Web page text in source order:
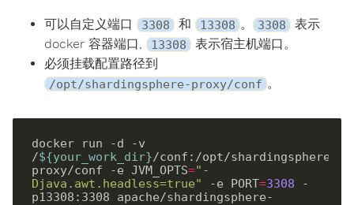
可以自定义端口 3308 和 13308 。 3308
表示
docker 容器端口,
13308
表示宿主机端口。
必须挂载配置路径到
/opt/shardingsphere-proxy/conf 。
docker run -d -v
/${your_work_dir}/conf:/opt/shardingsphere-
proxy/conf
-e JVM_OPTS="-
Djava.awt.headless=true"
-e PORT=3308 -
p13308:3308 apache/shardingsphere-